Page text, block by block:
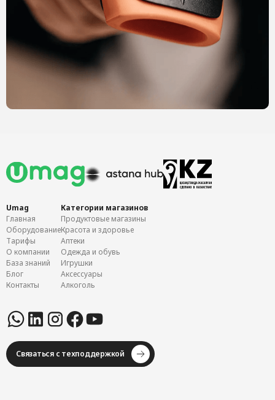
Umag
Главная
Оборудование
Тарифы
О компании
База знаний
Блог
Контакты
Категории магазинов
Продуктовые магазины
Красота и здоровье
Аптеки
Одежда и обувь
Игрушки
Аксессуары
Алкоголь
Связаться с техподдержкой